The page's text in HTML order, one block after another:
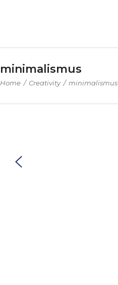
minimalismus
Home / Creativity/ minimalismus